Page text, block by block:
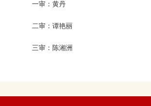
一审：黄丹
二审：谭艳丽
三审：陈湘洲